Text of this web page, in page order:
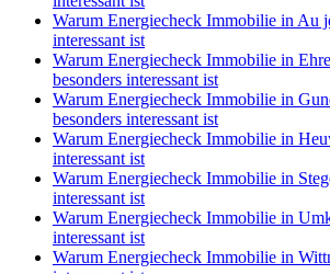
Warum Energiecheck Immobilie in Au
interessant ist
Warum Energiecheck Immobilie in
besonders interessant ist
Warum Energiecheck Immobilie in
besonders interessant ist
Warum Energiecheck Immobilie in
interessant ist
Warum Energiecheck Immobilie in
interessant ist
Warum Energiecheck Immobilie in
interessant ist
Warum Energiecheck Immobilie in